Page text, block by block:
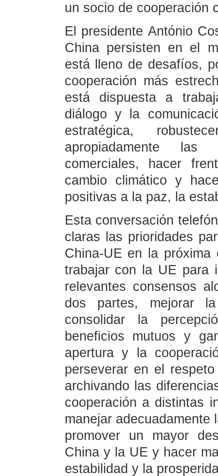
un socio de cooperación
El presidente António
China persisten en el
está lleno de desafíos,
cooperación más
está dispuesta a
diálogo y la
estratégica,
apropiadamente las
comerciales, hacer
cambio climático y
positivas a la paz, la
Esta conversación
claras las prioridades
China-UE en la
trabajar con la UE para
relevantes consensos
dos partes, mejorar
consolidar la
beneficios mutuos y
apertura y la
perseverar en el
archivando las
cooperación a distintas
manejar
promover un mayor
China y la UE y hacer
estabilidad y la